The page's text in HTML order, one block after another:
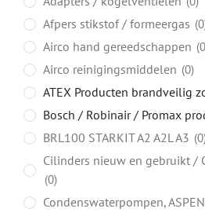
Afpers stikstof / formeergas 0
Airco hand gereedschappen 0
Airco reinigingsmiddelen 0
ATEX Producten brandveilig
Bosch / Robinair / Promax
BRL100 STARKIT A2 A2L A3 0
Cilinders nieuw en gebruikt /
0
Condenswaterpompen,